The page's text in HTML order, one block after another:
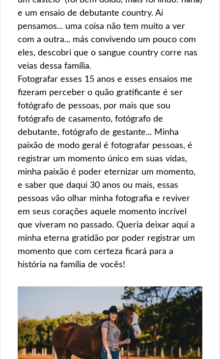
e um ensaio de debutante country. Ai
pensamos... uma coisa não tem muito a ver
com a outra... más convivendo um pouco com
eles, descobri que o sangue country corre nas
veias dessa família.
Fotografar esses 15 anos e esses ensaios me
fizeram perceber o quão gratificante é ser
fotógrafo de pessoas, por mais que sou
fotógrafo de casamento, fotógrafo de
debutante, fotógrafo de gestante... Minha
paixão de modo geral é fotografar pessoas, é
registrar um momento único em suas vidas,
minha paixão é poder eternizar um momento,
e saber que daqui 30 anos ou mais, essas
pessoas vão olhar minha fotografia e reviver
em seus corações aquele momento incrível
que viveram no passado. Queria deixar aqui a
minha eterna gratidão por poder registrar um
momento que com certeza ficará para a
história na família de vocês!